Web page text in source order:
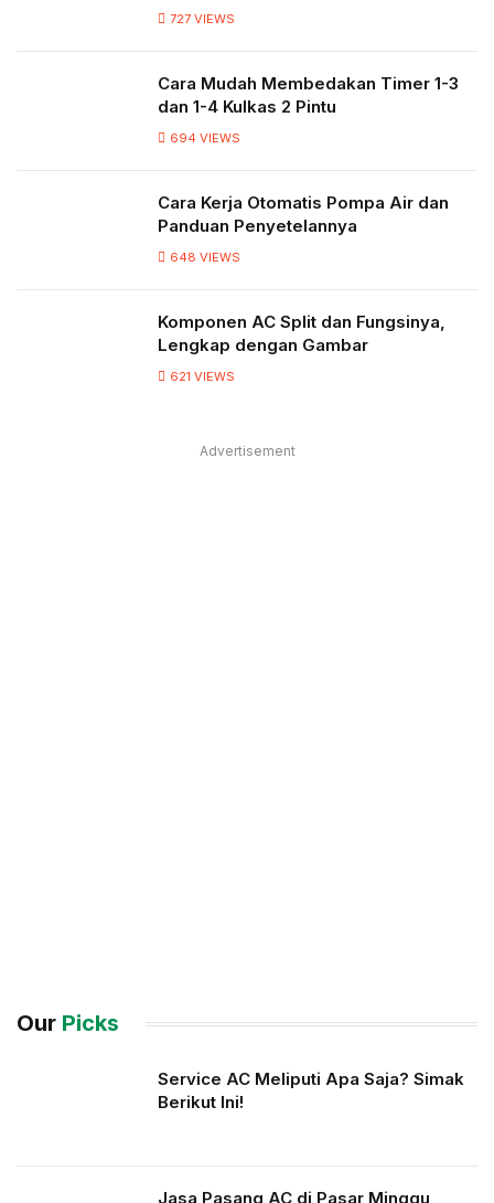
727 VIEWS
Cara Mudah Membedakan Timer 1-3
dan 1-4 Kulkas 2 Pintu
694 VIEWS
Cara Kerja Otomatis Pompa Air dan
Panduan Penyetelannya
648 VIEWS
Komponen AC Split dan Fungsinya,
Lengkap dengan Gambar
621 VIEWS
Advertisement
Our Picks
Service AC Meliputi Apa Saja? Simak
Berikut Ini!
Jasa Pasang AC di Pasar Minggu